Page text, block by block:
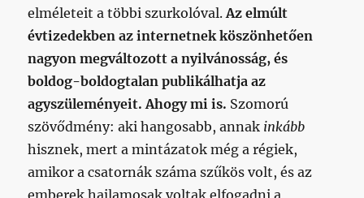
elméleteit a többi szurkolóval.Az elmúlt
évtizedekben az internetnek köszönhetően
nagyon megváltozott a nyilvánosság, és
boldog-boldogtalan publikálhatja az
agyszüleményeit. Ahogy mi is. Szomorú
szövődmény: aki hangosabb, annak inkább
hisznek, mert a mintázatok még a régiek,
amikor a csatornák száma szűkös volt, és az